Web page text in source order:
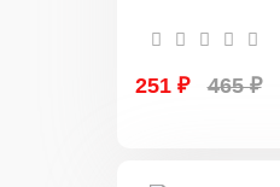
251 ₽ 465 ₽